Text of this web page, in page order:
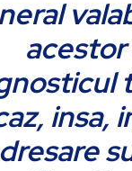
acestor
insa,